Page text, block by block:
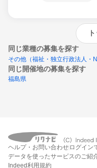
同じ業種の募集を探す
その他（福祉・独立行政法人・
同じ開催地の募集を探す
福島県
エント
ヘルプ・お問い合わせ ログイン
データを使ったサービスのご紹
Indeed利用規約